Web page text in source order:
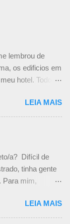
lembrou de
os edificios em
hotel. Todos
olhando com
referência. Na
e fundos são
que criam um
colega Oscar
no computador,
colocar aqui. A
parte dos fundos,
LEIA MAIS
a? Difícil de
tinha gente
Para mim,
sobre "Como
como funciona
LEIA MAIS